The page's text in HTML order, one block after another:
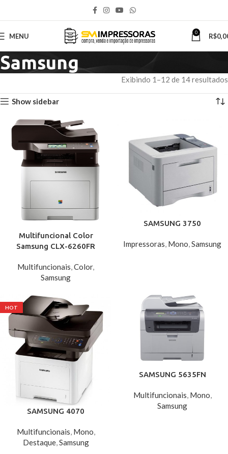
MENU 0 R$
Samsung
Exibindo 1–12 de 14 resultados
Show sidebar
Multifuncional Color
Samsung CLX-6260FR
Multifuncionais,Color,
Samsung
SAMSUNG 3750
Impressoras Mono Samsung
HOT
SAMSUNG 4070
Multifuncionais, Mono,
Destaque,Samsung
SAMSUNG 5635FN
Multifuncionais Mono
Samsung